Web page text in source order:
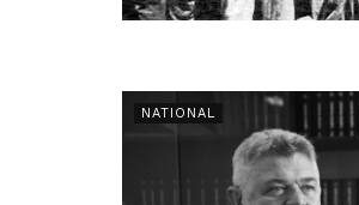
NATIONAL